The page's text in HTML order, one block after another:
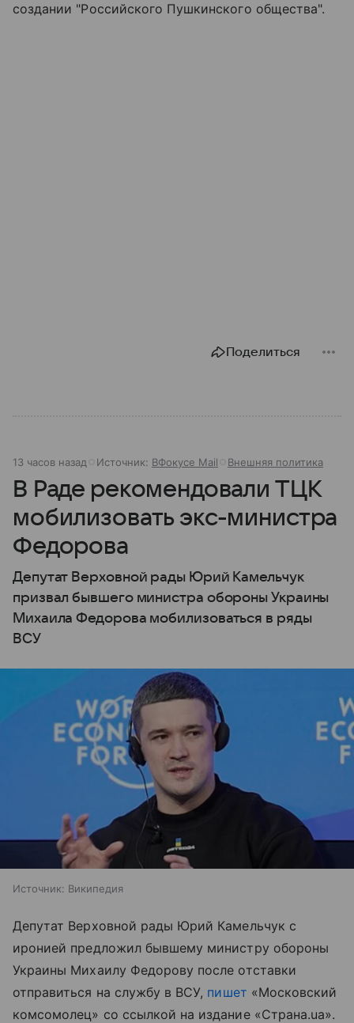
создании "Российского Пушкинского общества".
Поделиться
13 часов назад Источник: ВФокусе Mail Внешняя политика
В Раде рекомендовали ТЦК
мобилизовать экс-министра
Федорова
Депутат Верховной рады Юрий Камельчук
призвал бывшего министра обороны Украины
Михаила Федорова мобилизоваться в ряды
ВСУ
Источник: Википедия
Депутат Верховной рады Юрий Камельчук с
иронией предложил бывшему министру обороны
Украины Михаилу Федорову после отставки
отправиться на службу в ВСУ, пишет «Московский
комсомолец» со ссылкой на издание «Страна.ua».